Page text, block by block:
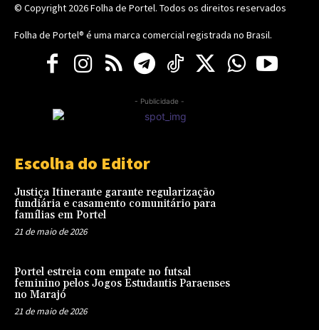
© Copyright 2026Folha de Portel. Todos os direitos reservados
Folha de Portel® é uma marca comercial registrada no Brasil.
- Publicidade -
Escolha do Editor
Justiça Itinerante garante regularização
fundiária e casamento comunitário para
famílias em Portel
21 de maio de 2026
Portel estreia com empate no futsal
feminino pelos Jogos Estudantis Paraenses
no Marajó
21 de maio de 2026